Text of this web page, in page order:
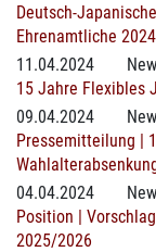
Deutsch-
Ehrenamtliche
11.04.2024
15 Jahre Flexibles
09.04.2024
Pressemitteilung |
04.04.2024
Position |
2025/2026